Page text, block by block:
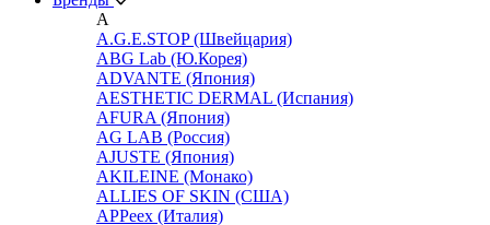
A
A.G.E.STOP (Швейцария)
ABG Lab (Ю.Корея)
ADVANTE (Япония)
AESTHETIC DERMAL (Испания)
AFURA (Япония)
AG LAB (Россия)
AJUSTE (Япония)
AKILEINE (Монако)
ALLIES OF SKIN (США)
APPeex (Италия)